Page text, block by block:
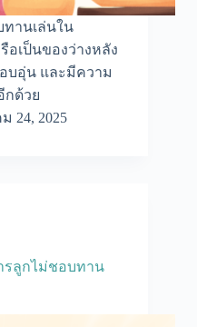
ทานเล่นใน
อเป็นของว่างหลัง
อบอุ่น และมีความ
ด้วย
24, 2025
รลูกไม่ชอบทาน